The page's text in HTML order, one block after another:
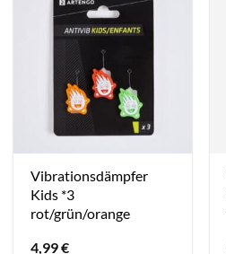
Vibrationsdämpfer
Kids *3
rot/grün/orange
4,99€